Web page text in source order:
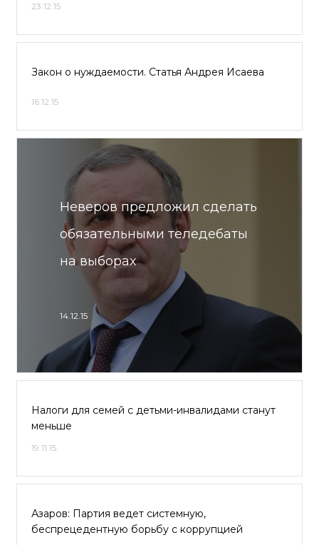
23.12.15
Закон о нуждаемости. Статья Андрея Исаева
16.12.15
Неверов предложил сделать
обязательными теледебаты
на выборах
14.12.15
Налоги для семей с детьми-инвалидами станут
меньше
19.11.15
Азаров: Партия ведет системную,
беспрецедентную борьбу с коррупцией